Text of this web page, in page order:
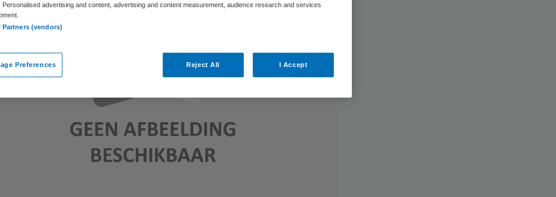
Personalised advertising and content, advertising and content measurement, audience research and services
Partners (vendors)
Preferences Reject All I Accept